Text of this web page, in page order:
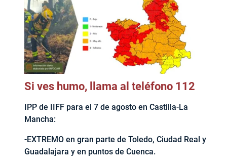
Si ves humo, llama al teléfono 112
IPP de IIFF para el 7 de agosto en Castilla-La
Mancha:
-EXTREMO en gran parte de Toledo, Ciudad Real y
Guadalajara y en puntos de Cuenca.